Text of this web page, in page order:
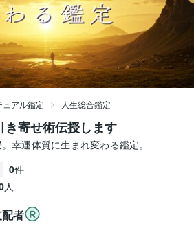
ュアル鑑定 人生総合鑑定
き寄せ術伝授します
幸運体質に生まれ変わる鑑定。
0件
人
者